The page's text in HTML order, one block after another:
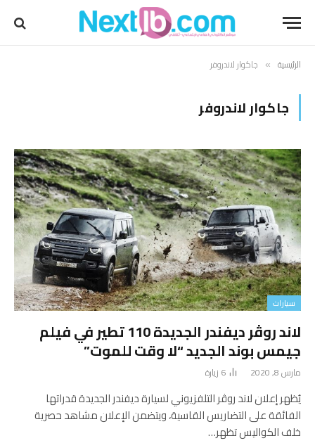
الرئيسية » جاكوار لاندروفر
جاكوار لاندروفر
سيارات
لاند روڤر ديفندر الجديدة 110 تطير في فيلم
جيمس بوند الجديد “لا وقت للموت”
مارس 8, 2020 6 زيارة
يُظهر إعلان لاند روڤر التلفزيوني لسيارة ديفندر الجديدة قدراتها
الفائقة على التضاريس القاسية، ويتضمن الإعلان مشاهد حصرية
خلف الكواليس تظهر…